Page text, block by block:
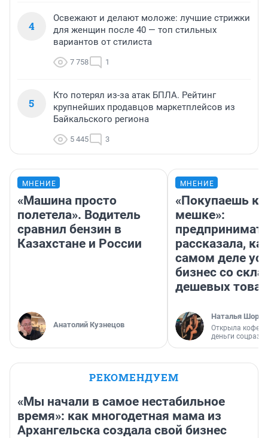
4
Освежают и делают моложе: лучшие стрижки
для женщин после 40 — топ стильных
вариантов от стилиста
7 758 1
5
Кто потерял из-за атак БПЛА. Рейтинг
крупнейших продавцов маркетплейсов из
Байкальского региона
5 445 3
МНЕНИЕ
«Машина просто
полетела». Водитель
сравнил бензин в
Казахстане и России
Анатолий Кузнецов
МНЕНИЕ
«Покупаешь
мешке»:
рассказала,
самом деле
бизнес со
дешевых
Наталья
Открыла
деньги
РЕКОМЕНДУЕМ
«Мы начали в самое нестабильное
время»: как многодетная мама из
Архангельска создала свой бизнес